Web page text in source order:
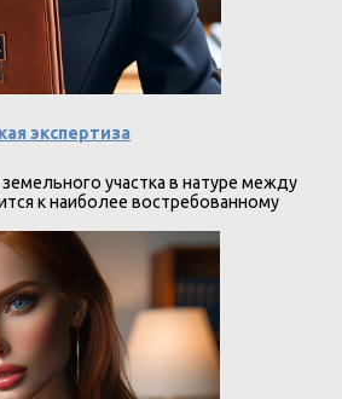
экспертиза
участка в натуре между
к наиболее востребованному